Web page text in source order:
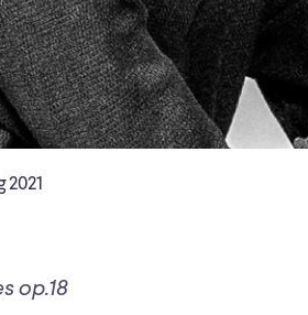
op.18